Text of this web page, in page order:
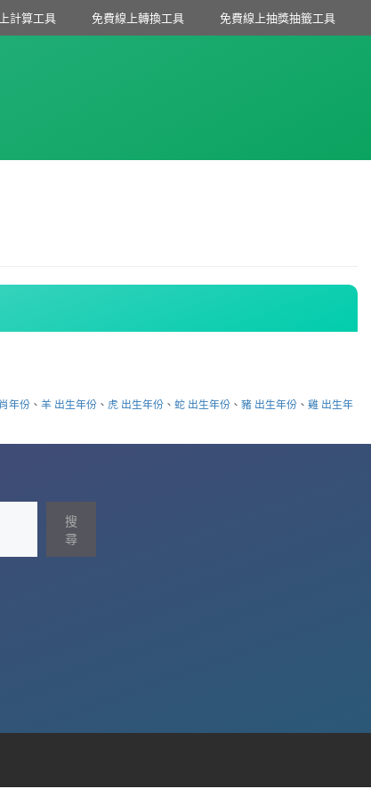
計算工具 免費線上轉換工具 免費線上抽獎抽籤工具
年份 、羊 出生年份 、 虎 出生年份 、蛇 出生年份 、豬 出生年份 、雞 出生年
搜
尋